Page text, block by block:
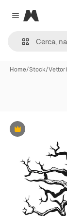
Close menu
Magnific
Home/Stock/Vettori
Premium